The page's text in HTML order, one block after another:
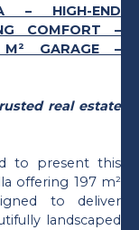
– HIGH-END
COMFORT –
GARAGE –
real estate
to present this
offering 197 m²
to deliver
landscaped